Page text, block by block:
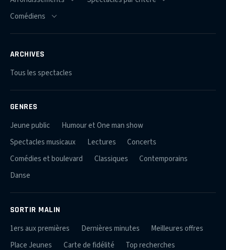
ARCHIVES
Tous les spectacles
GENRES
Jeune public
Humour et One man show
Spectacles musicaux
Lectures
Concerts
Comédies et boulevard
Classiques
Contemporains
Danse
SORTIR MALIN
1ers aux premières Dernières minutes
Meilleures offres
Place Jeunes
Carte de fidélité Top recherches